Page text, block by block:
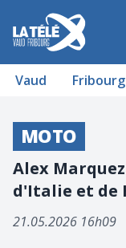
La Télé -
Vaud Fribourg
MOTO
Alex
d'Italie et de
21.05.2026 16h09